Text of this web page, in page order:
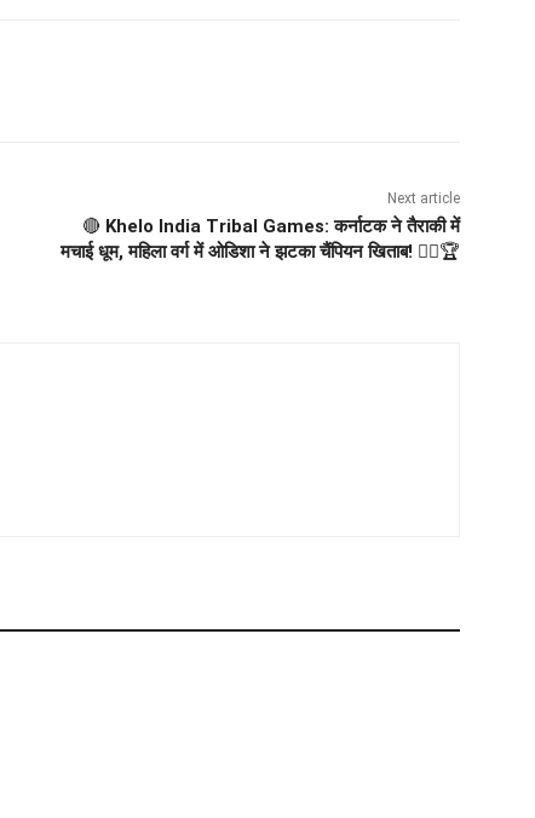
Next article
🔴 Khelo India Tribal Games: कर्नाटक ने तैराकी में
मचाई धूम, महिला वर्ग में ओडिशा ने झटका चैंपियन खिताब!🏊‍♀️🏆